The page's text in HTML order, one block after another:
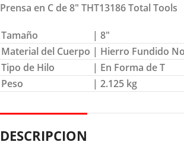
Prensa en C de 8″ THT13186 Total Tools
Tamaño
| 8″
Material del Cuerpo | Hierro Fundido
Tipo de Hilo
| En Forma de T
Peso
| 2.125 kg
DESCRIPCION